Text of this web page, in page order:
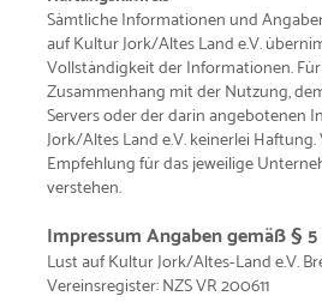
Sämtliche Informationen und
auf Kultur Jork/Altes Land e.V.
Vollständigkeit der Informationen.
Zusammenhang mit der Nutzung,
Servers oder der darin
Jork/Altes Land e.V. keinerlei
Empfehlung für das jeweilige
verstehen.
Impressum Angaben gemäß § 5
Lust auf Kultur Jork/Altes-Land e.V.
Vereinsregister: NZS VR 200611